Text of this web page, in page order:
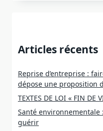
Articles récents
Reprise d’entreprise :
dépose une proposition
TEXTES DE LOI « FIN DE
Santé
guérir